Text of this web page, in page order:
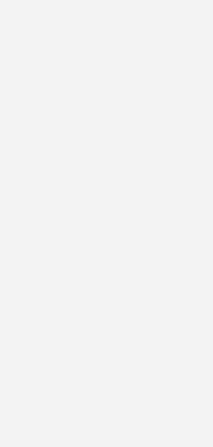
anhand des
langfristiger
und wie